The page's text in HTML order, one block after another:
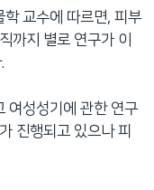
교수에 따르면, 피부
까지 별로 연구가 이
여성성기에 관한 연구
진행되고 있으나 피